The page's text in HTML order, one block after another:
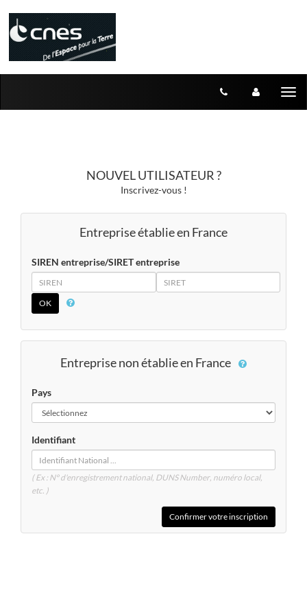
NOUVEL UTILISATEUR ?
Inscrivez-vous !
Entreprise établie en France
SIREN entreprise/SIRET entreprise
SIREN
SIRET
Entreprise non établie en France
Pays
Identifiant
( Ex : N° d'enregistrement national, DUNSNumber, numéro local,
etc. )